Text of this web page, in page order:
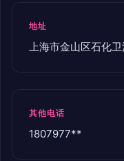
地址
上海市金山区石化
其他电话
1807977**